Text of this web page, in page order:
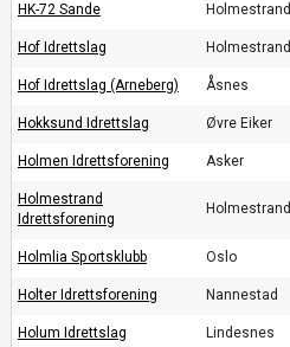
HK-72 Sande Holmestrand
Hof Idrettslag Holmestrand
Hof Idrettslag (Arneberg) Åsnes
Hokksund Idrettslag Øvre Eiker
Holmen Idrettsforening Asker
Holmestrand
Idrettsforening
Holmestrand
Holmlia Sportsklubb Oslo
Holter Idrettsforening Nannestad
Holum Idrettslag Lindesnes